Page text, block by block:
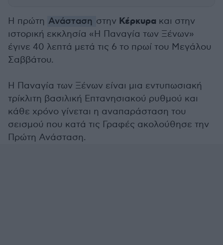
Η πρώτη Ανάσταση στην Κέρκυρα και στην
ιστορική εκκλησία «Η Παναγία των Ξένων»
έγινε 40 λεπτά μετά τις 6 το πρωί του Μεγάλου
Σαββάτου.
Η Παναγία των Ξένων είναι μια εντυπωσιακή
τρίκλιτη βασιλική Επτανησιακού ρυθμού και
κάθε χρόνο γίνεται η αναπαράσταση του
σεισμού που κατά τις Γραφές ακολούθησε την
Πρώτη Ανάσταση.